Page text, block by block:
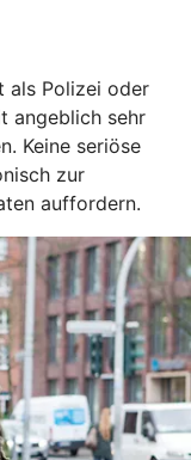
als Polizei oder
angeblich sehr
Keine seriöse
zur
auffordern.